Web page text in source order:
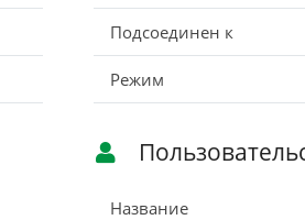
Подсоединен к
Режим
Название